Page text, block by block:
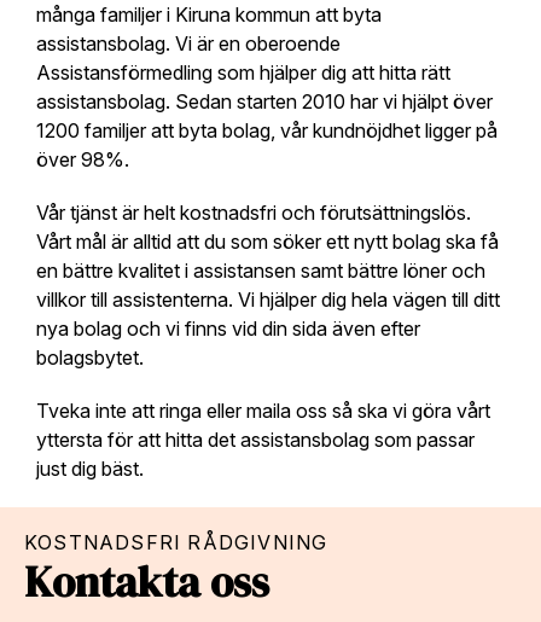
många familjer i Kiruna kommun att byta
assistansbolag. Vi är en oberoende
Assistansförmedling som hjälper dig att hitta rätt
assistansbolag. Sedan starten 2010 har vi hjälpt över
1200 familjer att byta bolag, vår kundnöjdhet ligger på
över 98%.
Vår tjänst är helt kostnadsfri och förutsättningslös.
Vårt mål är alltid att du som söker ett nytt bolag ska få
en bättre kvalitet i assistansen samt bättre löner och
villkor till assistenterna. Vi hjälper dig hela vägen till ditt
nya bolag och vi finns vid din sida även efter
bolagsbytet.
Tveka inte att ringa eller maila oss så ska vi göra vårt
yttersta för att hitta det assistansbolag som passar
just dig bäst.
KOSTNADSFRI RÅDGIVNING
Kontakta oss